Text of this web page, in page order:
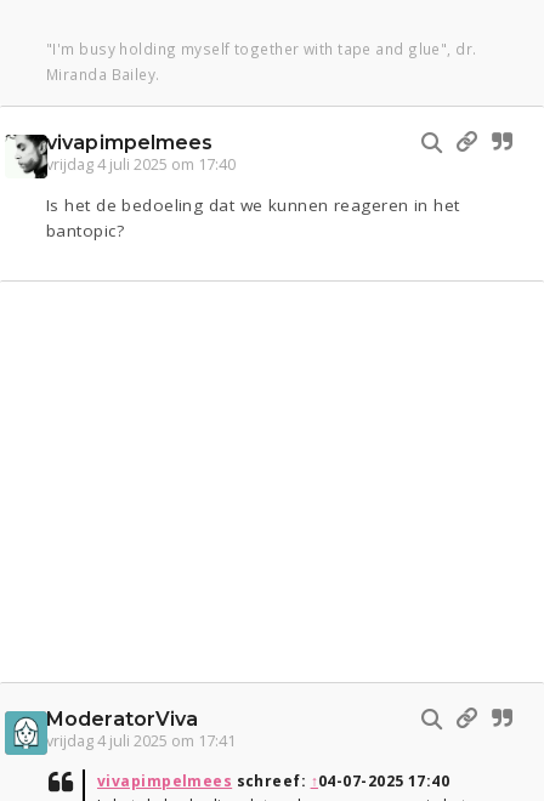
"I'm busy holding myself together with tape and glue", dr.
Miranda Bailey.
vivapimpelmees
vrijdag 4 juli 2025 om 17:40
Is het de bedoeling dat we kunnen reageren in het
bantopic?
ModeratorViva
vrijdag 4 juli 2025 om 17:41
vivapimpelmees schreef: ↑04-07-2025 17:40